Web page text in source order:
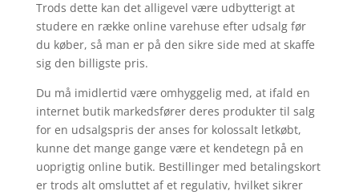
Trods dette kan det alligevel være udbytterigt at
studere en række online varehuse efter udsalg før
du køber, så man er på den sikre side med at skaffe
sig den billigste pris.
Du må imidlertid være omhyggelig med, at ifald en
internet butik markedsfører deres produkter til salg
for en udsalgspris der anses for kolossalt letkøbt,
kunne det mange gange være et kendetegn på en
uoprigtig online butik. Bestillinger med betalingskort
er trods alt omsluttet af et regulativ, hvilket sikrer